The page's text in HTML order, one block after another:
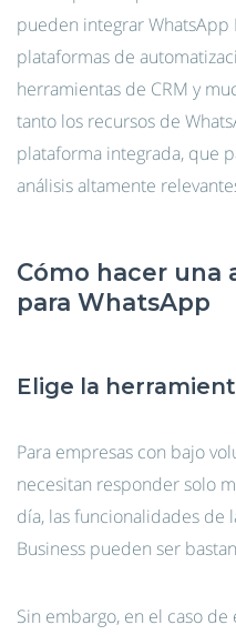
pueden integrar WhatsApp
plataformas de
herramientas de CRM y
tanto los recursos de
plataforma integrada, que
análisis altamente
Cómo hacer una
para WhatsApp
Elige la
Para empresas con bajo
necesitan responder solo
día, las funcionalidades de
Business pueden ser
Sin embargo, en el caso